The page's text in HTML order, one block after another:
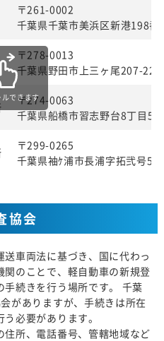
〒261-0002
千葉県千葉市美浜区新港198番
〒278-0013
千葉県野田市上三ヶ尾207-22
〒274-0063
千葉県船橋市習志野台8丁目57
〒299-0265
千葉県袖ｹ浦市長浦字拓弐号
ルできます
協会
車両法に基づき、国に代わっ
のことで、軽自動車の新規登
続きを行う場所です。 千葉
がありますが、手続きは所在
必要があります。
所、電話番号、管轄地域など